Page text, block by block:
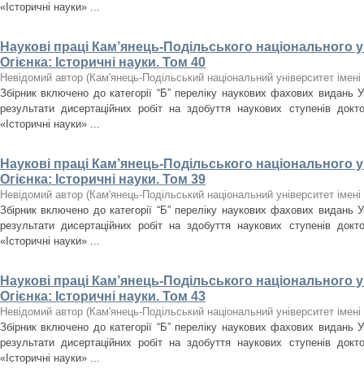
«Історичні науки» ...
Наукові праці Кам’янець-Подільського національного
Огієнка: Історичні науки. Том 40
Невідомий автор (Кам'янець-Подільський національний університет імені
Збірник включено до категорії “Б” переліку наукових фахових видань
результати дисертаційних робіт на здобуття наукових ступенів
«Історичні науки» ...
Наукові праці Кам’янець-Подільського національного
Огієнка: Історичні науки. Том 39
Невідомий автор (Кам'янець-Подільський національний університет імені
Збірник включено до категорії “Б” переліку наукових фахових видань
результати дисертаційних робіт на здобуття наукових ступенів
«Історичні науки» ...
Наукові праці Кам’янець-Подільського національного
Огієнка: Історичні науки. Том 43
Невідомий автор (Кам'янець-Подільський національний університет імені
Збірник включено до категорії “Б” переліку наукових фахових видань
результати дисертаційних робіт на здобуття наукових ступенів
«Історичні науки» ...